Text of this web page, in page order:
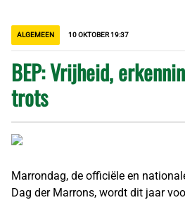
ALGEMEEN 10 OKTOBER 19:37
BEP: Vrijheid,
trots
Marrondag, de officiële en
Dag der Marrons, wordt dit jaar